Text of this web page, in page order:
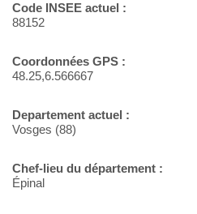
Code INSEE actuel :
88152
Coordonnées GPS :
48.25,6.566667
Departement actuel :
Vosges (88)
Chef-lieu du département :
Épinal